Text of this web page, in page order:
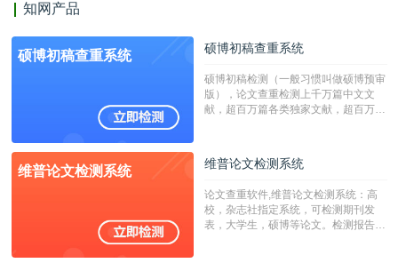
知网产品
硕博初稿查重系统 硕博初稿查重系统
硕博初稿检测（一般习惯叫做硕博预审
版），论文查重检测上千万篇中文文
献，超百万篇各类独家文献，超百万港
校用来检测硕博论文的系统，检测范围
广，数据来源真实，检测算法合理!本
字符数30万）
维普论文检测系统 维普论文检测系统
论文查重软件,维普论文检测系统：高
校，杂志社指定系统，可检测期刊发
表，大学生，硕博等论文。检测报告支